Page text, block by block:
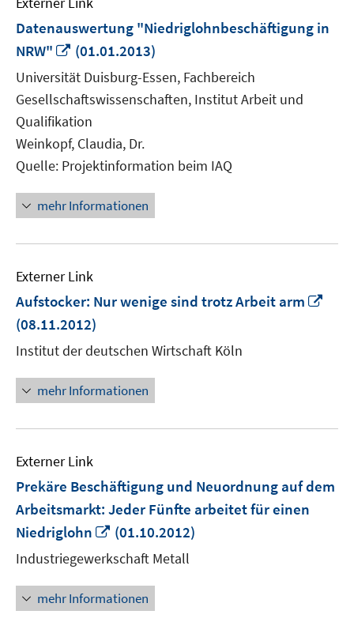
Datenauswertung "Niedriglohnbeschäftigung in
NRW"
In
neuem
Fenster
öffnen
(01.01.2013)
Universität Duisburg-Essen, Fachbereich
Gesellschaftswissenschaften, Institut Arbeit und
Qualifikation
Weinkopf, Claudia, Dr.
Quelle: Projektinformation beim IAQ
mehr Informationen
Externer Link
Aufstocker: Nur wenige sind trotz Arbeit arm
(08.11.2012)
Institut der deutschen Wirtschaft Köln
mehr Informationen
Externer Link
Prekäre Beschäftigung und Neuordnung auf dem
Arbeitsmarkt: Jeder Fünfte arbeitet für einen
Niedriglohn
In
neuem
Fenster
öffnen
(01.10.2012)
Industriegewerkschaft Metall
mehr Informationen